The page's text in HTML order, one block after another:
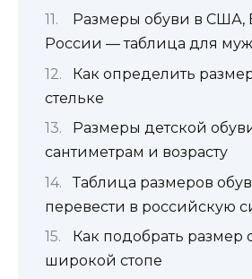
Размеры обуви в США,
России — таблица для
Как определить
стельке
Размеры детской
сантиметрам и возрасту
Таблица размеров
перевести в российскую
Как подобрать размер
широкой стопе